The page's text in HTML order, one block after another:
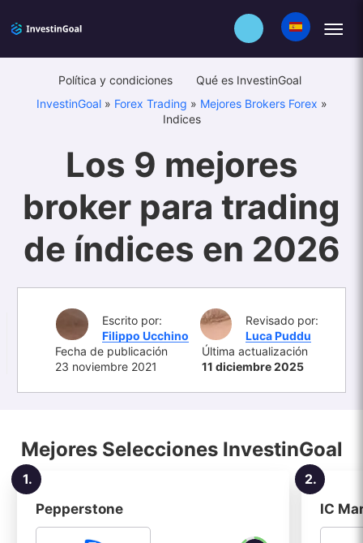
Política y condiciones
Qué es InvestinGoal
InvestinGoal» Forex Trading » Mejores Brokers Forex »
Indices
Los 9 mejores
broker para trading
de índices en 2026
Escrito por:
Filippo Ucchino
Revisado por:
Luca Puddu
Fecha de publicación
23 noviembre 2021
Última actualización
11 diciembre 2025
Mejores Selecciones InvestinGoal
1.
Pepperstone
2.
IC